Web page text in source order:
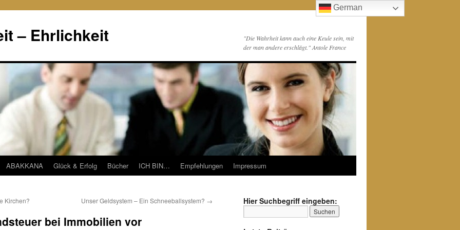
– Ehrlichkeit
"Die Wahrheit kann auch eine Keule sein, mit
der man andere erschlägt." Antole France
ABAKKANA Glück & Erfolg Bücher ICH BIN… Empfehlungen Impressum
Kirchen? Unser Geldsystem – Ein Schneeballsystem? →
bei Immobilien vor
Hier Suchbegriff eingeben:
German